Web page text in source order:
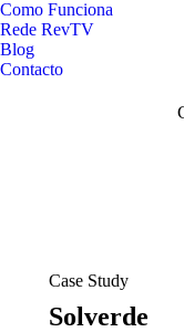
Como Funciona
Rede RevTV
Blog
Contacto
Case Study
Solverde